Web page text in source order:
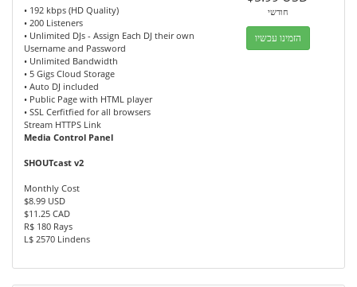
• 192 kbps (HD Quality)
• 200 Listeners
• Unlimited DJs - Assign Each DJ their own
Username and Password
• Unlimited Bandwidth
• 5 Gigs Cloud Storage
• Auto DJ included
• Public Page with HTML player
• SSL Cerfitfied for all browsers
Stream HTTPS Link
Media Control Panel
SHOUTcast v2
Monthly Cost
$8.99 USD
$11.25 CAD
R$ 180 Rays
L$ 2570 Lindens
חודשי
הזמינו עכשיו